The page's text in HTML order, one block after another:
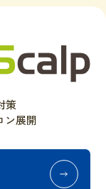
策
ン展開